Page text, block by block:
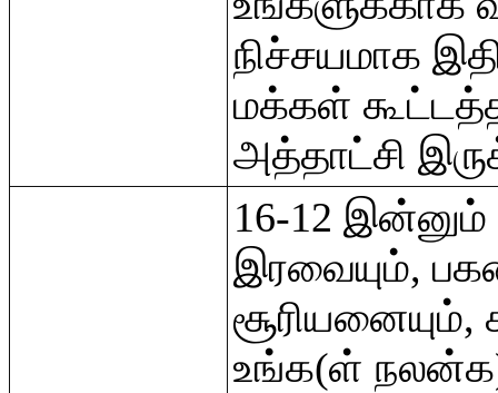
நிச்சயமாக
மக்கள்
அத்தாட்சி
16-12
இரவையும்,
சூரியனையும்,
உங்க(ள்